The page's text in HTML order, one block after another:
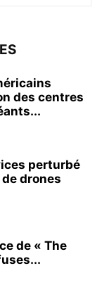
des centres
perturbé
drones
de « The